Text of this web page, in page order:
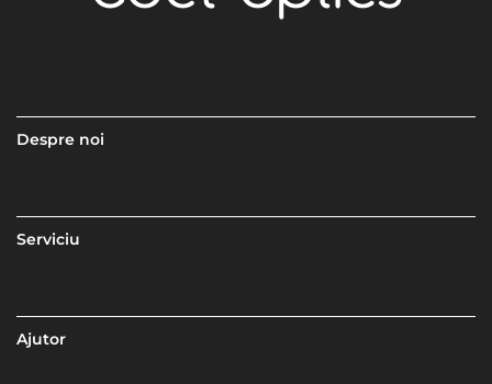
Despre noi
Serviciu
Ajutor